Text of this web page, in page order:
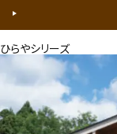
ひらやシリーズ